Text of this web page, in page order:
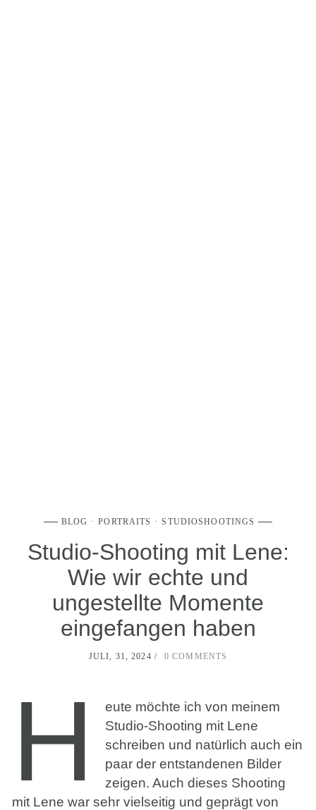
BLOG PORTRAITS STUDIOSHOOTINGS
Studio-Shooting mit Lene:
Wie wir echte und
ungestellte Momente
eingefangen haben
JULI, 31, 2024 0 COMMENTS
H
eute möchte ich von meinem
Studio-Shooting mit Lene
schreiben und natürlich auch ein
paar der entstandenen Bilder
zeigen. Auch dieses Shooting
mit Lene war sehr vielseitig und geprägt von